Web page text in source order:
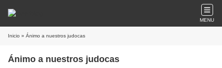
MENU
Inicio » Ánimo a nuestros judocas
Ánimo a nuestros judocas